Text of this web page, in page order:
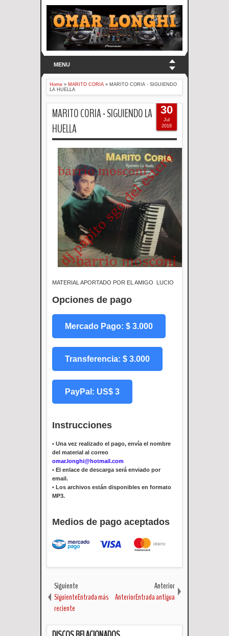
MENU
Home » MARITO CORIA » MARITO CORIA - SIGUIENDO
LA HUELLA
MARITO CORIA - SIGUIENDO LA
HUELLA
MATERIAL APORTADO POR EL AMIGO LUCIO
Opciones de pago
Mercado Pago: $ 3.000
Transferencia: $ 3.000
PayPal: US$ 3
Instrucciones
• Una vez realizado el pago, envía el nombre
del material al correo
omar.longhi@hotmail.com
• El enlace de descarga será enviado por
email.
• Los archivos están disponibles en formato
MP3.
Medios de pago aceptados
30
Jul
2018
Siguiente
SiguienteEntrada más
reciente
Anterior
AnteriorEntrada antigua